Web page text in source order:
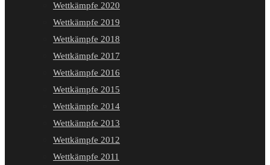
Wettkämpfe 2020
Wettkämpfe 2019
Wettkämpfe 2018
Wettkämpfe 2017
Wettkämpfe 2016
Wettkämpfe 2015
Wettkämpfe 2014
Wettkämpfe 2013
Wettkämpfe 2012
Wettkämpfe 2011